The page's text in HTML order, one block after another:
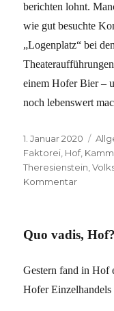
berichten lohnt.
wie gut besuchte
„Logenplatz“ bei
einem Hofer Bier –
noch lebenswert
Veröffentlicht
am
1. Januar 2020
Faktorei, Hof,
Theresienstein,
Kommentarzu
mal
Quo vadis, Hof?
Gestern fand in Hof
Hofer Einzelhandels